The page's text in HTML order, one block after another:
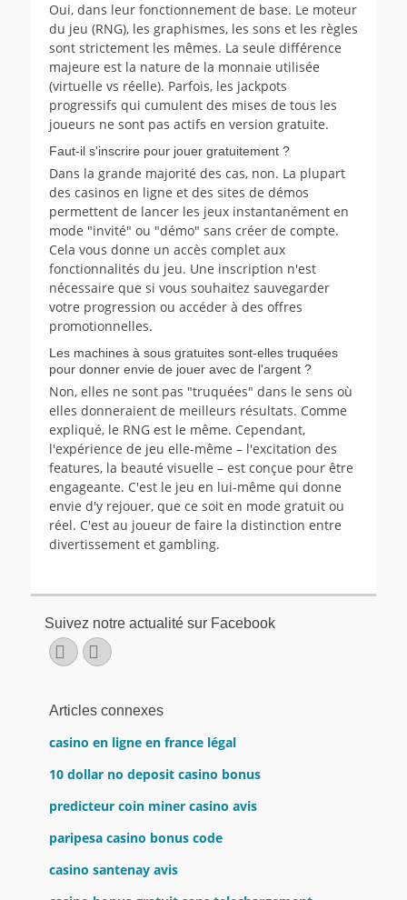
Oui, dans leur fonctionnement de base. Le moteur
du jeu (RNG), les graphismes, les sons et les règles
sont strictement les mêmes. La seule différence
majeure est la nature de la monnaie utilisée
(virtuelle vs réelle). Parfois, les jackpots
progressifs qui cumulent des mises de tous les
joueurs ne sont pas actifs en version gratuite.
Faut-il s'inscrire pour jouer gratuitement ?
Dans la grande majorité des cas, non. La plupart
des casinos en ligne et des sites de démos
permettent de lancer les jeux instantanément en
mode "invité" ou "démo" sans créer de compte.
Cela vous donne un accès complet aux
fonctionnalités du jeu. Une inscription n'est
nécessaire que si vous souhaitez sauvegarder
votre progression ou accéder à des offres
promotionnelles.
Les machines à sous gratuites sont-elles truquées
pour donner envie de jouer avec de l'argent ?
Non, elles ne sont pas "truquées" dans le sens où
elles donneraient de meilleurs résultats. Comme
expliqué, le RNG est le même. Cependant,
l'expérience de jeu elle-même – l'excitation des
features, la beauté visuelle – est conçue pour être
engageante. C'est le jeu en lui-même qui donne
envie d'y rejouer, que ce soit en mode gratuit ou
réel. C'est au joueur de faire la distinction entre
divertissement et gambling.
Suivez notre actualité sur Facebook
Facebook
E-
mail
Articles connexes
casino en ligne en france légal
10 dollar no deposit casino bonus
predicteur coin miner casino avis
paripesa casino bonus code
casino santenay avis